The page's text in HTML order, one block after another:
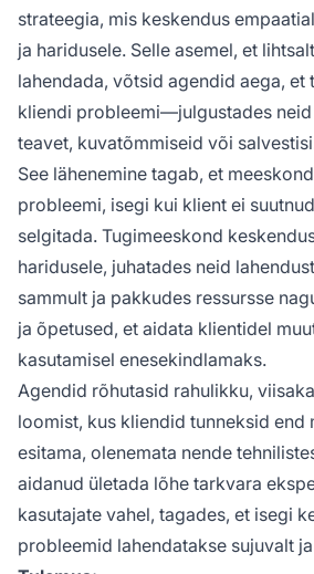
strateegia, mis keskendus
ja haridusele. Selle asemel, et
lahendada, võtsid agendid aega, et
kliendi probleemi—julgustades
teavet, kuvatõmmiseid või
See lähenemine tagab, et
probleemi, isegi kui klient ei
selgitada. Tugimeeskond
haridusele, juhatades neid
sammult ja pakkudes ressursse
ja õpetused, et aidata klientidel
kasutamisel enesekindlamaks.
Agendid rõhutasid rahulikku,
loomist, kus kliendid tunneksid end
esitama, olenemata nende
aidanud ületada lõhe tarkvara
kasutajate vahel, tagades, et isegi
probleemid lahendatakse sujuvalt